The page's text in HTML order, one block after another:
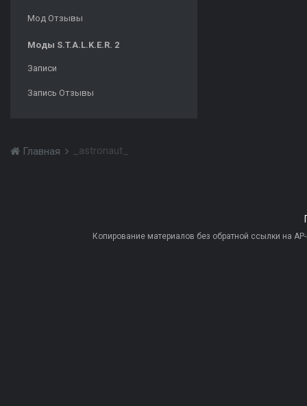
Мод Отзывы
Моды S.T.A.L.K.E.R. 2
Записи
Запись Отзывы
Главная _astronaut_
Копирование материалов без обратной ссылки на